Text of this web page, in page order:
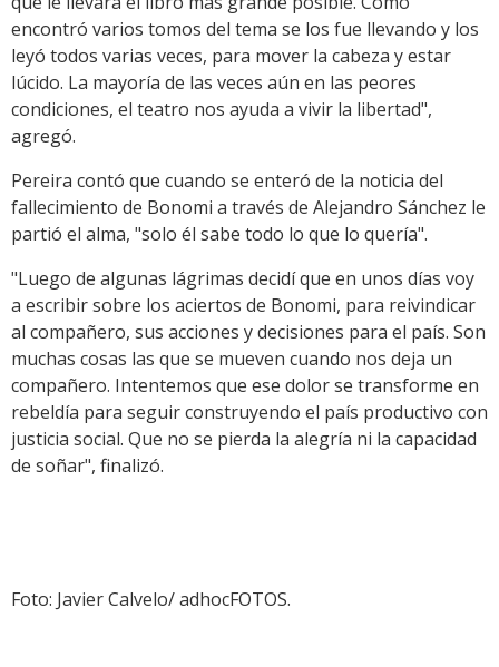
encontró varios tomos del tema se los fue llevando y los
leyó todos varias veces, para mover la cabeza y estar
lúcido. La mayoría de las veces aún en las peores
condiciones, el teatro nos ayuda a vivir la libertad",
agregó.
Pereira contó que cuando se enteró de la noticia del
fallecimiento de Bonomi a través de Alejandro Sánchez le
partió el alma, "solo él sabe todo lo que lo quería".
"Luego de algunas lágrimas decidí que en unos días voy
a escribir sobre los aciertos de Bonomi, para reivindicar
al compañero, sus acciones y decisiones para el país. Son
muchas cosas las que se mueven cuando nos deja un
compañero. Intentemos que ese dolor se transforme en
rebeldía para seguir construyendo el país productivo con
justicia social. Que no se pierda la alegría ni la capacidad
de soñar", finalizó.
Foto: Javier Calvelo/ adhocFOTOS.